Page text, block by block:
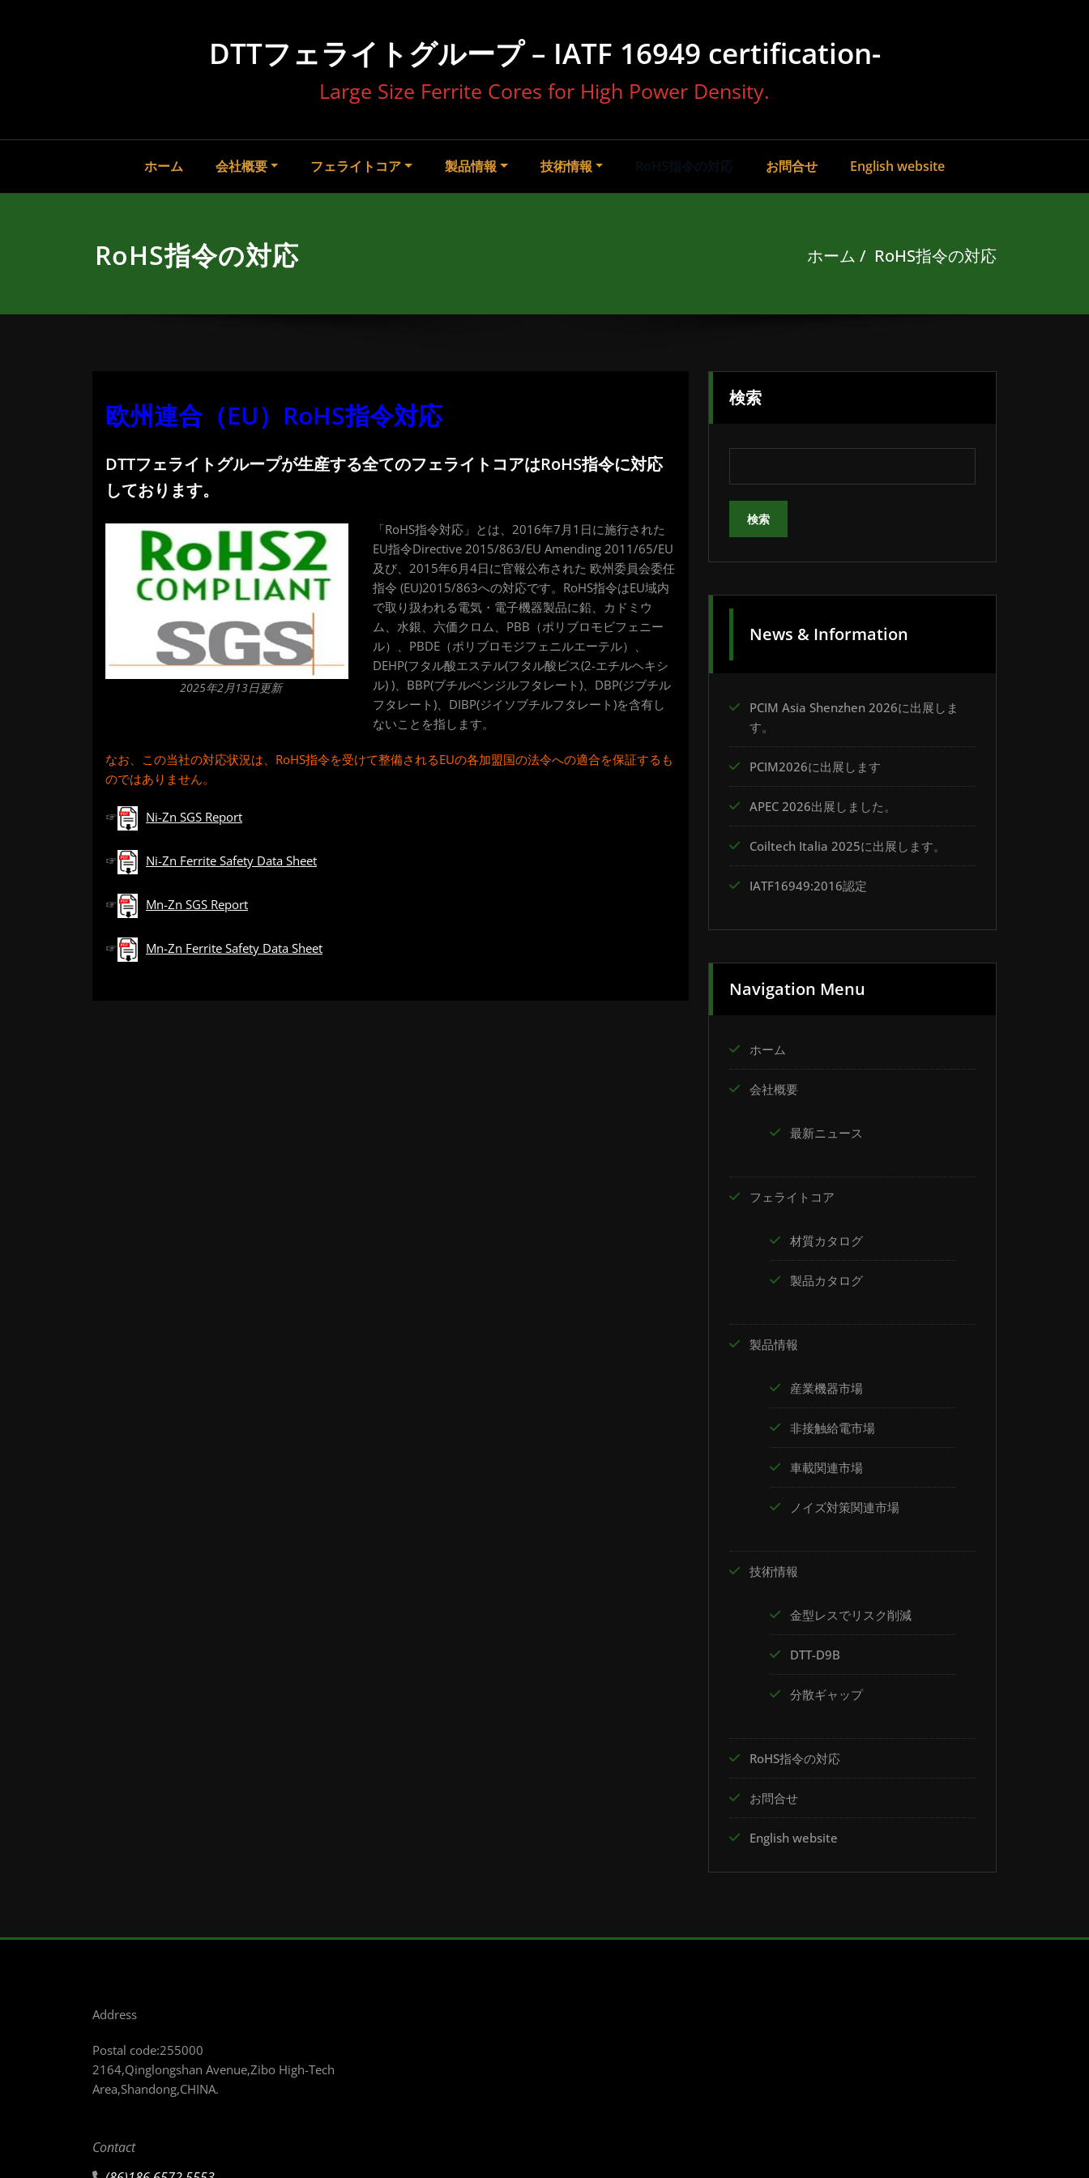
DTTフェライトグループ – IATF 16949 certification-
Large Size Ferrite Cores for High Power Density.
ホーム 会社概要 フェライトコア 製品情報 技術情報 RoHS指令の対応 お問合せ English website
RoHS指令の対応 ホーム RoHS指令の対応
欧州連合（EU）RoHS指令対応
DTTフェライトグループが生産する全てのフェライトコアはRoHS指令に対応
しております。
2025年2月13日更新
「RoHS指令対応」とは、2016年7月1日に施行された
EU指令Directive 2015/863/EU Amending 2011/65/EU
及び、2015年6月4日に官報公布された 欧州委員会委任
指令 (EU)2015/863への対応です。RoHS指令はEU域内
で取り扱われる電気・電子機器製品に鉛、カドミウ
ム、水銀、六価クロム、PBB（ポリブロモビフェニー
ル）、PBDE（ポリブロモジフェニルエーテル）、
DEHP(フタル酸エステル(フタル酸ビス(2-エチルヘキシ
ル) )、BBP(ブチルベンジルフタレート)、DBP(ジブチル
フタレート)、DIBP(ジイソブチルフタレート)を含有し
ないことを指します。
なお、この当社の対応状況は、RoHS指令を受けて整備されるEUの各加盟国の法令への適合を保証するも
のではありません。
☞ Ni-Zn SGS Report
☞ Ni-Zn Ferrite Safety Data Sheet
☞ Mn-Zn SGS Report
☞ Mn-Zn Ferrite Safety Data Sheet
検索
検索
News & Information
PCIM Asia Shenzhen 2026に出展しま
す。
PCIM2026に出展します
APEC 2026出展しました。
Coiltech Italia 2025に出展します。
IATF16949:2016認定
Navigation Menu
ホーム
会社概要
最新ニュース
フェライトコア
材質カタログ
製品カタログ
製品情報
産業機器市場
非接触給電市場
車載関連市場
ノイズ対策関連市場
技術情報
金型レスでリスク削減
DTT-D9B
分散ギャップ
RoHS指令の対応
お問合せ
English website
Address
Postal code:255000
2164,Qinglongshan Avenue,Zibo High-Tech
Area,Shandong,CHINA.
Contact